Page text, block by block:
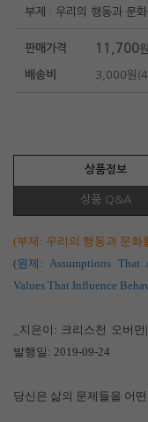
부제 : 우리의 행동과 문
판매가격 11,700원
배송비 3,000원(4
상품정보
상품 Q&A
(부제: 우리의 행동과 문화
(원제: Assumptions That
Values That Influence
_지은이: 크리스천 오버
발행일: 2019-09-24
당신은 삶의 문제들을 어